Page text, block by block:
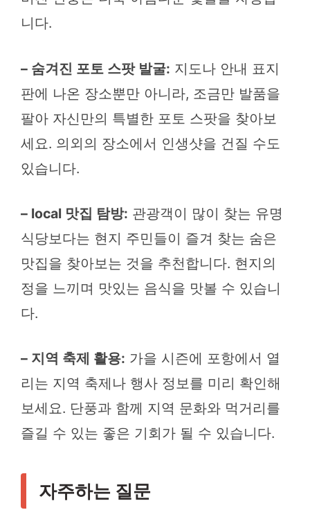
니다.
– 숨겨진 포토 스팟 발굴: 지도나 안내 표지
판에 나온 장소뿐만 아니라, 조금만 발품을
팔아 자신만의 특별한 포토 스팟을 찾아보
세요. 의외의 장소에서 인생샷을 건질 수도
있습니다.
– local 맛집 탐방: 관광객이 많이 찾는 유명
식당보다는 현지 주민들이 즐겨 찾는 숨은
맛집을 찾아보는 것을 추천합니다. 현지의
정을 느끼며 맛있는 음식을 맛볼 수 있습니
다.
– 지역 축제 활용: 가을 시즌에 포항에서 열
리는 지역 축제나 행사 정보를 미리 확인해
보세요. 단풍과 함께 지역 문화와 먹거리를
즐길 수 있는 좋은 기회가 될 수 있습니다.
자주하는 질문